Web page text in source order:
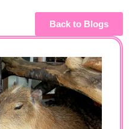
Back to Blogs